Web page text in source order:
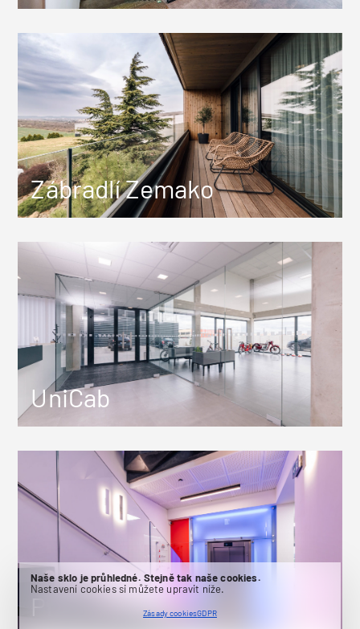
Naše sklo je průhledné. Stejně tak naše cookies.
Nastavení cookies si můžete upravit níže.
Zásady cookiesGDPR
Zábradlí Zemako
UniCab
ProEx 2OOO